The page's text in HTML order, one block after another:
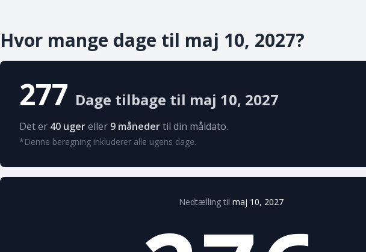
Hvor mange dage til maj 10, 2027?
277 Dage tilbage til maj 10, 2027
Det er 40 ugereller 9 månedertil din måldato.
*Denne beregning inkluderer alle ugens dage.
Nedtælling til maj 10, 2027